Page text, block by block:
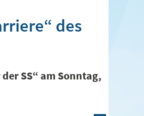
des
SS“ am Sonntag,